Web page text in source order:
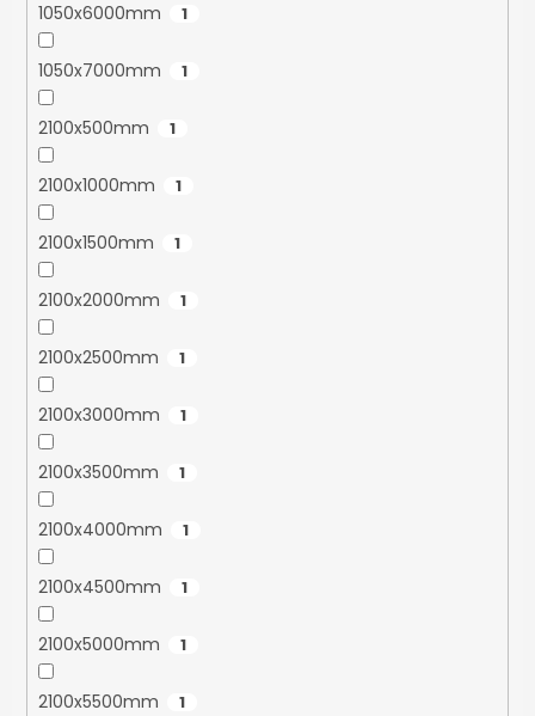
1050x6000mm 1
1050x7000mm 1
2100x500mm 1
2100x1000mm 1
2100x1500mm 1
2100x2000mm 1
2100x2500mm 1
2100x3000mm 1
2100x3500mm 1
2100x4000mm 1
2100x4500mm 1
2100x5000mm 1
2100x5500mm 1